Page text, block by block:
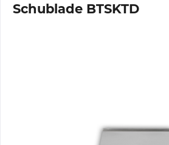
Schublade BTSKTD